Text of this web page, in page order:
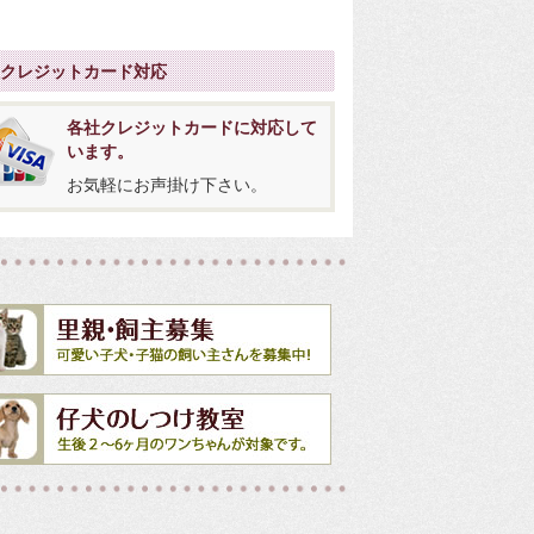
レジットカード対応
各社クレジットカードに対応して
います。
お気軽にお声掛け下さい。